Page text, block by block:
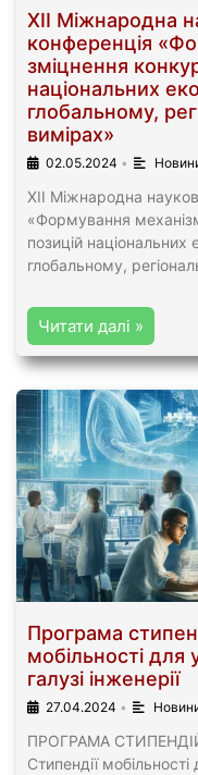
ХІІ Міжнародна
конференція
зміцнення
національних
глобальному,
вимірах»
02.05.2024 •
ХІІ Міжнародна
«Формування
позицій
глобальному,
Читати далі »
Програма
мобільності для
галузі інженерії
27.04.2024 •
ПРОГРАМА
Стипендії